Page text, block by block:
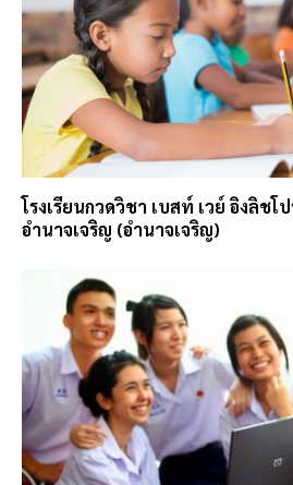
โรงเรียนกวดวิชา เบสท์ เวย์ อิงลิชโ
อำนาจเจริญ (อำนาจเจริญ)